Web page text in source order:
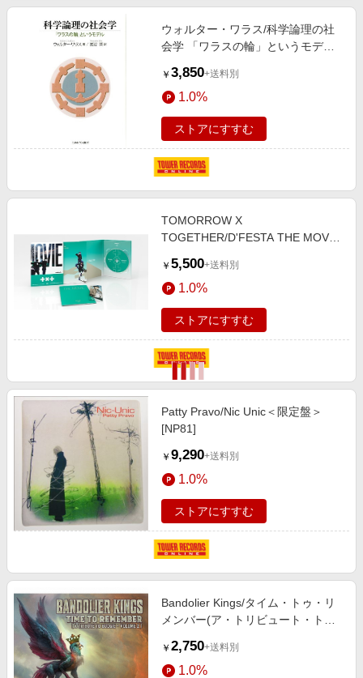
ウォルター・ワラス/科学論理の社
会学 「ワラスの輪」というモデル
￥ 3,850+送料別
1.0%
ストアにすすむ
TOMORROW X
TOGETHER/D'FESTA THE MOVIE
ray Disc］[4580684772678]
￥ 5,500+送料別
1.0%
ストアにすすむ
Patty Pravo/Nic Unic＜限定盤＞
[NP81]
￥ 9,290+送料別
1.0%
ストアにすすむ
Bandolier Kings/タイム・トゥ・リ
メンバー(ア・トリビュート・ト
￥ 2,750+送料別
1.0%